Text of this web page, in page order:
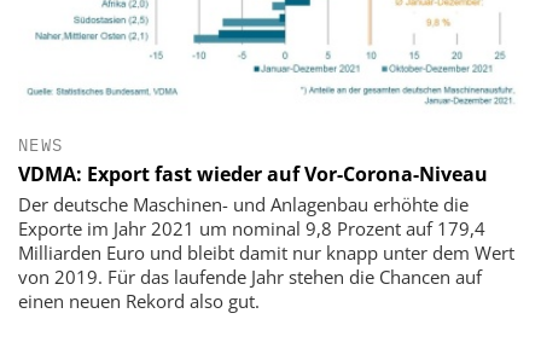
NEWS
VDMA: Export fast wieder auf Vor-Corona-Niveau
Der deutsche Maschinen- und Anlagenbau erhöhte die
Exporte im Jahr 2021 um nominal 9,8 Prozent auf 179,4
Milliarden Euro und bleibt damit nur knapp unter dem Wert
von 2019. Für das laufende Jahr stehen die Chancen auf
einen neuen Rekord also gut.